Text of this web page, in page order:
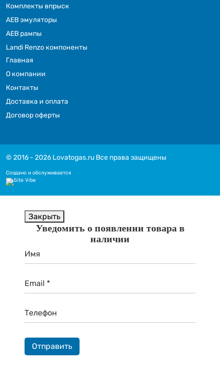
Комплекты впрыск
АЕВ эмуляторы
АЕВ рампы
Landi Renzo компоненты
Главная
О компании
Контакты
Доставка и оплата
Договор оферты
© 2016 - 2026 Lovatogas.ru Все права защищены
Создано и обслуживается
Закрыть
Уведомить о появлении товара в
наличии
Имя
Email *
Телефон
Отправить